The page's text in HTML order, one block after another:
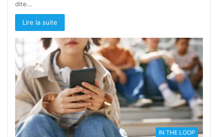
dite…
Lire la suite
IN THE LOOP